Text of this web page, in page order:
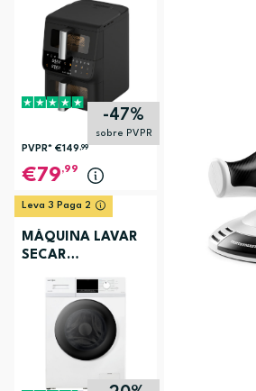
TOWERCHEF
-47%
sobre PVPR
PVPR* €149,99
79,99
Leva 3 Paga 2
MÁQUINA LAVAR
SECAR
EC3107BR